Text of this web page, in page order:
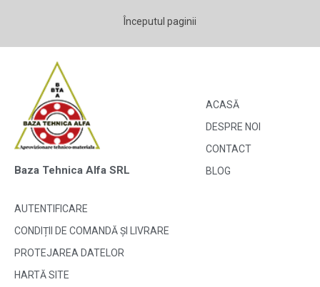
Începutul paginii
Baza Tehnica Alfa SRL
ACASĂ
DESPRE NOI
CONTACT
BLOG
AUTENTIFICARE
CONDIȚII DE COMANDĂ ȘI LIVRARE
PROTEJAREA DATELOR
HARTĂ SITE